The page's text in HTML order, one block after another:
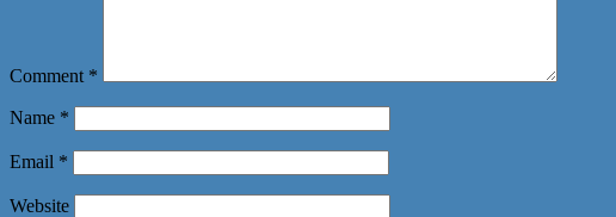
Comment *
Name *
Email *
Website